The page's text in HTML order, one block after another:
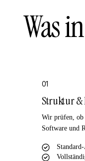
Was
01
Struktur &
Wir prüfen, ob
Software und